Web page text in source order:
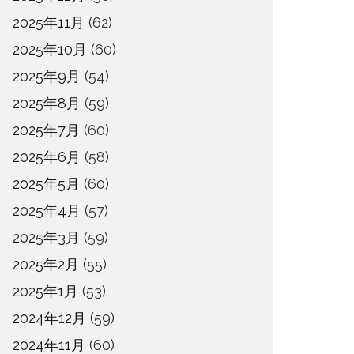
2025年11月 (62)
2025年10月 (60)
2025年9月 (54)
2025年8月 (59)
2025年7月 (60)
2025年6月 (58)
2025年5月 (60)
2025年4月 (57)
2025年3月 (59)
2025年2月 (55)
2025年1月 (53)
2024年12月 (59)
2024年11月 (60)